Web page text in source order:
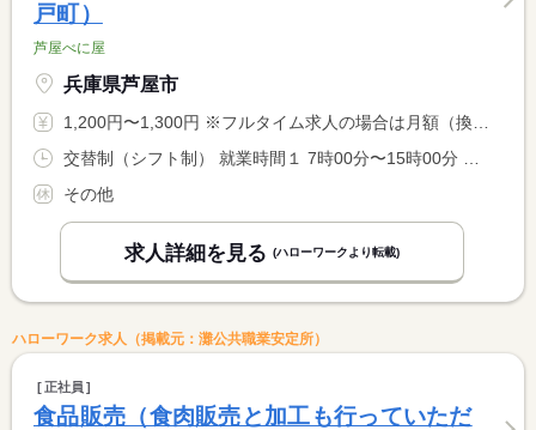
戸町）
芦屋べに屋
兵庫県芦屋市
1,200円〜1,300円 ※フルタイム求人の場合は月額（換算額）、パート求人の場合は時間額を表示しています。
その他
求人詳細を見る (ハローワークより転載)
ハローワーク求人（掲載元：灘公共職業安定所）
正社員
食品販売（食肉販売と加工も行っていただ